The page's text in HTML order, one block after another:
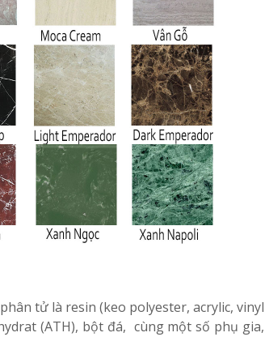
tử là resin (keo polyester, acrylic, vinyl
(ATH), bột đá, cùng một số phụ gia,